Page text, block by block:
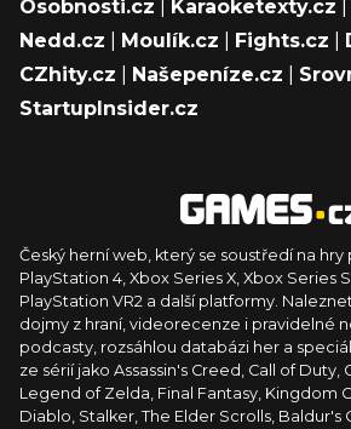
Osobnosti.cz
Karaoketexty.cz
Nedd.cz
Moulík.cz Fights.cz
CZhity.cz
Našepeníze.cz
StartupInsider.cz
Český herní web, který se soustředí na hry
PlayStation 4, Xbox Series X, Xbox Series
PlayStation VR2 a další platformy.
dojmy z hraní, videorecenze i pravidelné
podcasty, rozsáhlou databázi her a
ze sérií jako Assassin's Creed, Call of Duty,
Legend of Zelda, Final Fantasy, Kingdom
Diablo, Stalker, The Elder Scrolls, Baldur's